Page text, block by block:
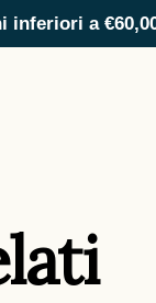
inferiori a